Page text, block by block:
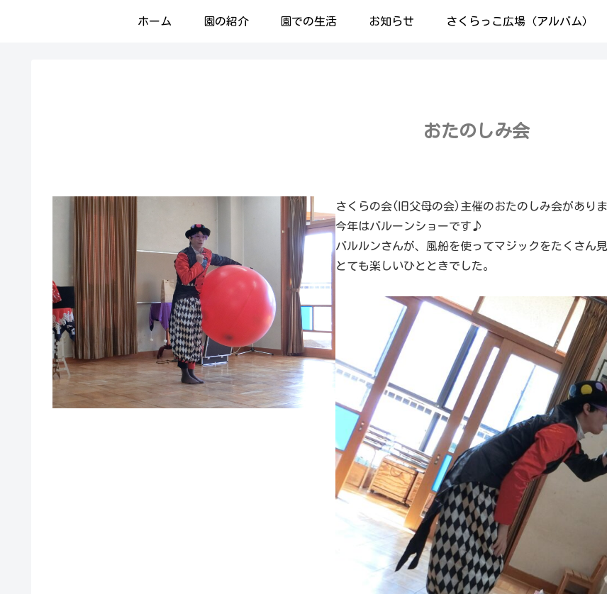
ホーム 園の紹介 園での生活 お知らせ さくらっこ広場（アルバム）
おたのしみ会
さくらの会(旧父母の会)主催のおたのしみ会がありま
今年はバルーンショーです♪
バルルンさんが、風船を使ってマジックをたくさん
とても楽しいひとときでした。